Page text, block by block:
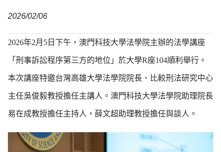
2026/02/06
2026年2月5日下午，澳門科技大學法學院主辦的法學講座
「刑事訴訟程序第三方的地位」於大學R座104順利舉行。
本次講座特邀台灣高雄大學法學院院長、比較刑法研究中心
主任吳俊毅教授擔任主講人。澳門科技大學法學院助理院長
易在成教授擔任主持人，薛文超助理教授擔任與談人。